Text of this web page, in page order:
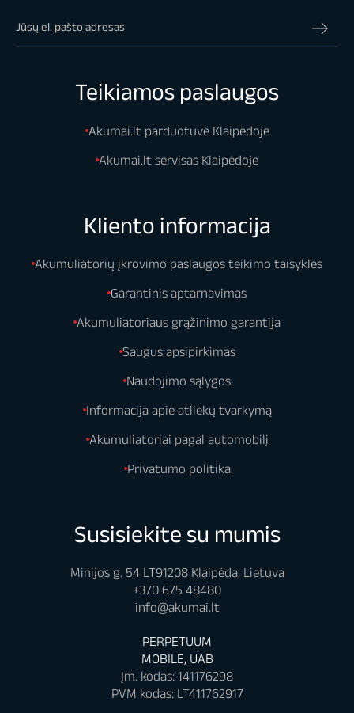
Teikiamos paslaugos
Akumai.lt parduotuvė Klaipėdoje
Akumai.lt servisas Klaipėdoje
Kliento informacija
Akumuliatorių įkrovimo paslaugos teikimo taisyklės
Garantinis aptarnavimas
Akumuliatoriaus grąžinimo garantija
Saugus apsipirkimas
Naudojimo sąlygos
Informacija apie atliekų tvarkymą
Akumuliatoriai pagal automobilį
Privatumo politika
Susisiekite su mumis
Minijos g. 54 LT91208 Klaipėda, Lietuva
+370 675 48480
info@akumai.lt
PERPETUUM
MOBILE, UAB
Įm. kodas: 141176298
PVM kodas: LT411762917